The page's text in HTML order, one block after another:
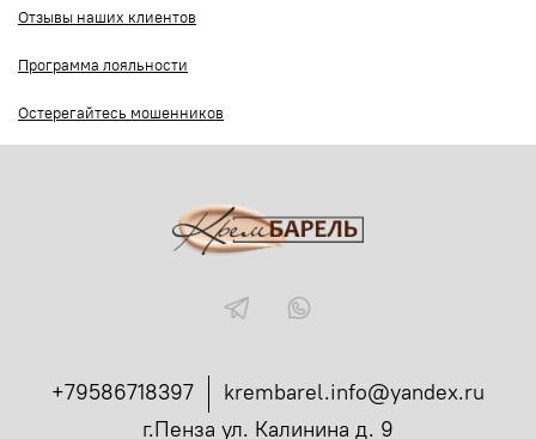
Отзывы наших клиентов
Программа лояльности
Остерегайтесь мошенников
+79586718397
krembarel.info@yandex.ru
г.Пенза ул. Калинина д. 9